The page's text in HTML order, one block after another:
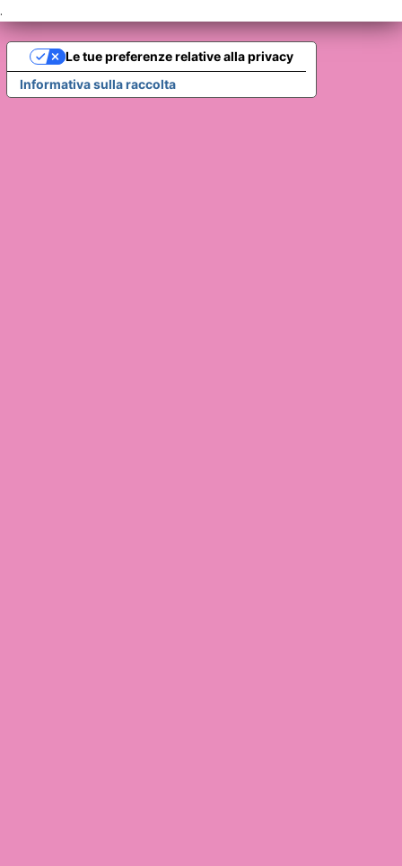
.
Informativa sulla raccolta
Le tue preferenze relative alla privacy